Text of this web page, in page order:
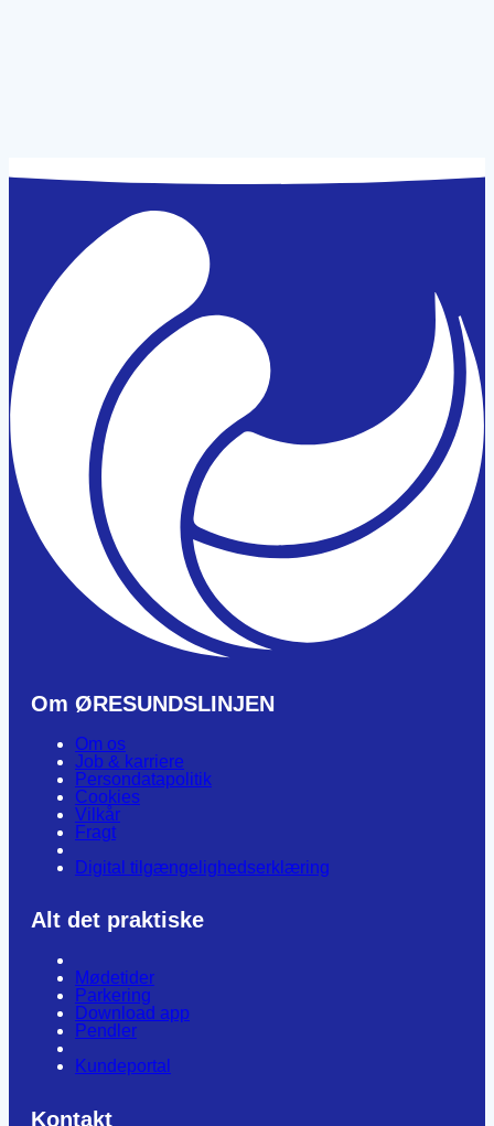
Om ØRESUNDSLINJEN
Om os
Job & karriere
Persondatapolitik
Cookies
Vilkår
Fragt
Digital tilgængelighedserklæring
Alt det praktiske
Mødetider
Parkering
Download app
Pendler
Kundeportal
Kontakt